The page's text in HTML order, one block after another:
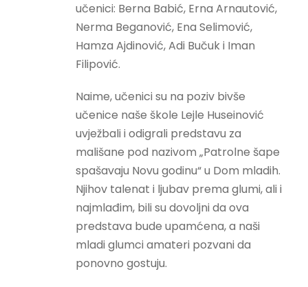
učenici: Berna Babić, Erna Arnautović,
Nerma Beganović, Ena Selimović,
Hamza Ajdinović, Adi Bučuk i Iman
Filipović.
Naime, učenici su na poziv bivše
učenice naše škole Lejle Huseinović
uvježbali i odigrali predstavu za
mališane pod nazivom „Patrolne šape
spašavaju Novu godinu“ u Dom mladih.
Njihov talenat i ljubav prema glumi, ali i
najmlađim, bili su dovoljni da ova
predstava bude upamćena, a naši
mladi glumci amateri pozvani da
ponovno gostuju.